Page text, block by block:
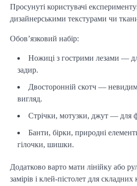
Просунуті користувачі
дизайнерськими текстурами чи
Обов’язковий набір:
Ножиці з гострими лезами —
задир.
Двосторонній скотч —
вигляд.
Стрічки, мотузки, джут — для
Банти, бірки, природні
гілочки, шишки.
Додатково варто мати лінійку або
замірів і клей-пістолет для